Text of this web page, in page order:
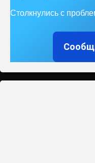
Столкнулись с